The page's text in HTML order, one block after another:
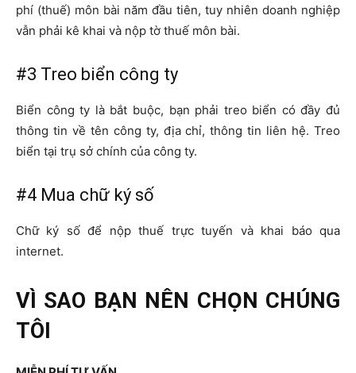
phí (thuế) môn bài năm đầu tiên, tuy nhiên doanh nghiệp
vẫn phải kê khai và nộp tờ thuế môn bài.
#3 Treo biển công ty
Biển công ty là bắt buộc, bạn phải treo biển có đầy đủ
thông tin về tên công ty, địa chỉ, thông tin liên hệ. Treo
biển tại trụ sở chính của công ty.
#4 Mua chữ ký số
Chữ ký số để nộp thuế trực tuyến và khai báo qua
internet.
VÌ SAO BẠN NÊN CHỌN CHÚNG
TÔI